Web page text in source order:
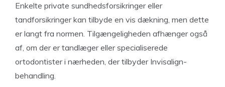
Enkelte private sundhedsforsikringer eller
tandforsikringer kan tilbyde en vis dækning, men dette
er langt fra normen. Tilgængeligheden afhænger også
af, om der er tandlæger eller specialiserede
ortodontister i nærheden, der tilbyder Invisalign-
behandling.